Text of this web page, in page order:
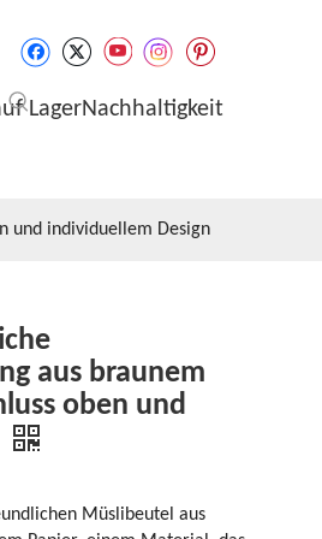
LagerNachhaltigkeit
und individuellem Design
aus braunem
oben und
Müslibeutel aus